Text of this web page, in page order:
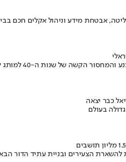
אבטחת מידע וניהול אקלים חכם
כבר יצאה
בעולם
להשארת הצעירים ובניית עתיד הדור